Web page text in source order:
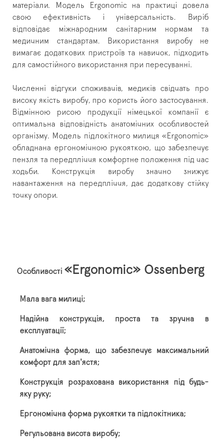
матеріали.
Модель Ergonomic на практиці довела
свою ефективність і універсальність.
Виріб
відповідає міжнародним санітарним нормам та
медичним стандартам.
Використання виробу не
вимагає додаткових пристроїв та навичок, підходить
для самостійного використання при пересуванні.
Численні відгуки споживачів, медиків свідчать про
високу якість виробу, про користь його застосування.
Відмінною рисою продукції німецької компанії є
оптимальна відповідність анатомічних особливостей
організму. Модель підлокітного милиця «Ergonomic»
обладнана ергономічною рукояткою, що забезпечує
пензля та передпліччя комфортне положення під час
ходьби.
Конструкція виробу значно знижує
навантаження на передпліччя, дає додаткову стійку
точку опори.
Особливості «Ergonomic» Ossenberg
Мала вага милиці;
Надійна конструкція, проста та зручна в
експлуатації;
Анатомічна форма, що забезпечує максимальний
комфорт для зап'ястя;
Конструкція розрахована використання під будь-
яку руку;
Ергономічна форма рукоятки та підлокітника;
Регульована висота виробу;